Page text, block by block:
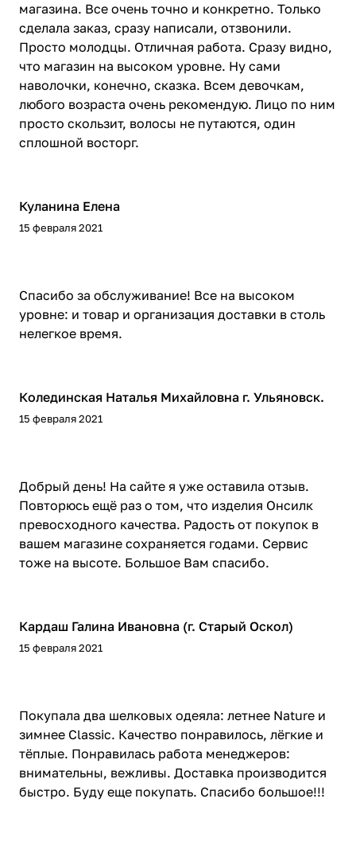
магазина. Все очень точно и конкретно. Только
сделала заказ, сразу написали, отзвонили.
Просто молодцы. Отличная работа. Сразу видно,
что магазин на высоком уровне. Ну сами
наволочки, конечно, сказка. Всем девочкам,
любого возраста очень рекомендую. Лицо по ним
просто скользит, волосы не путаются, один
сплошной восторг.
Куланина Елена
15 февраля 2021
Спасибо за обслуживание! Все на высоком
уровне: и товар и организация доставки в столь
нелегкое время.
Колединская Наталья Михайловна г. Ульяновск.
15 февраля 2021
Добрый день! На сайте я уже оставила отзыв.
Повторюсь ещё раз о том, что изделия Онсилк
превосходного качества. Радость от покупок в
вашем магазине сохраняется годами. Сервис
тоже на высоте. Большое Вам спасибо.
Кардаш Галина Ивановна (г. Старый Оскол)
15 февраля 2021
Покупала два шелковых одеяла: летнее Nature и
зимнее Classic. Качество понравилось, лёгкие и
тёплые. Понравилась работа менеджеров:
внимательны, вежливы. Доставка производится
быстро. Буду еще покупать. Спасибо большое!!!